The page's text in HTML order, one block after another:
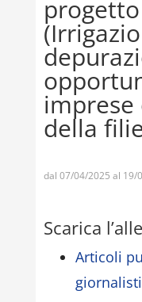
progetto
imprese
della
dal 07/04/2025 al 19/
Scarica
Articoli